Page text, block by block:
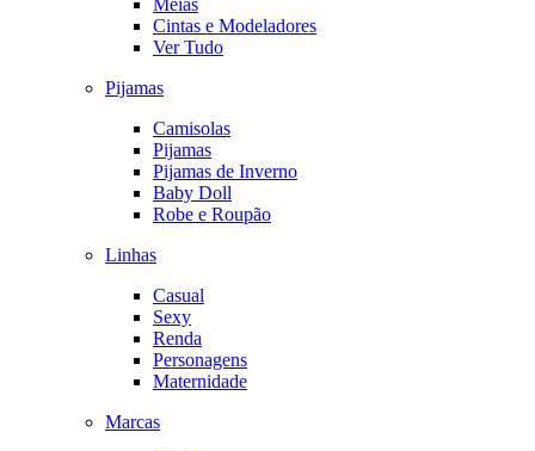
Meias
Cintas e Modeladores
Ver Tudo
Pijamas
Camisolas
Pijamas
Pijamas de Inverno
Baby Doll
Robe e Roupão
Linhas
Casual
Sexy
Renda
Personagens
Maternidade
Marcas